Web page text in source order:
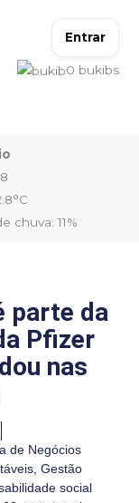
Entrar
0 bukibs
chuva: 11%
parte da
Pfizer
nas
de Negócios
, Gestão
social